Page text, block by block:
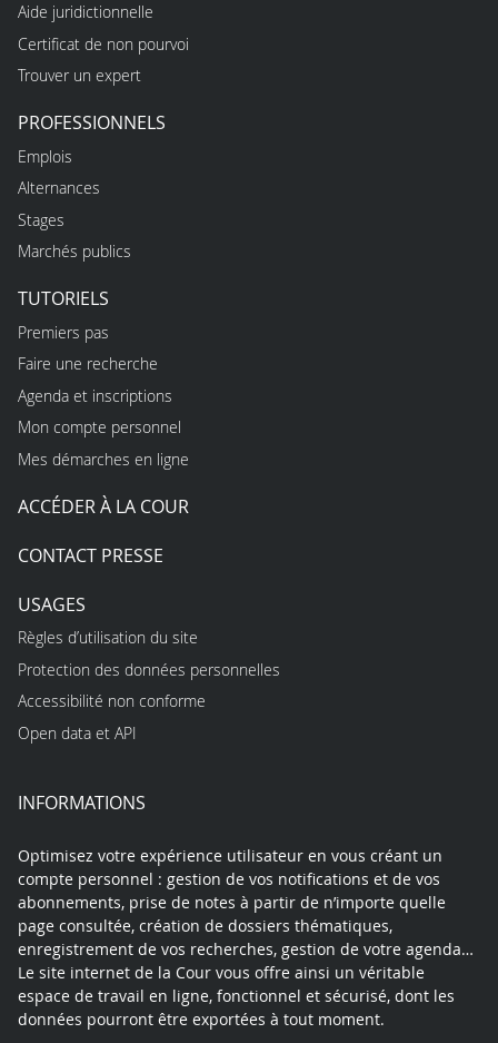
Aide juridictionnelle
Certificat de non pourvoi
Trouver un expert
PROFESSIONNELS
Emplois
Alternances
Stages
Marchés publics
TUTORIELS
Premiers pas
Faire une recherche
Agenda et inscriptions
Mon compte personnel
Mes démarches en ligne
ACCÉDER À LA COUR
CONTACT PRESSE
USAGES
Règles d’utilisation du site
Protection des données personnelles
Accessibilité non conforme
Open data et API
INFORMATIONS
Optimisez votre expérience utilisateur en vous créant un
compte personnel : gestion de vos notifications et de vos
abonnements, prise de notes à partir de n’importe quelle
page consultée, création de dossiers thématiques,
enregistrement de vos recherches, gestion de votre agenda…
Le site internet de la Cour vous offre ainsi un véritable
espace de travail en ligne, fonctionnel et sécurisé, dont les
données pourront être exportées à tout moment.